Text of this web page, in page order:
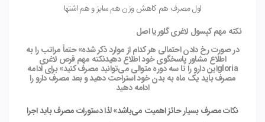
اول مصرف هم کاهش وزن هم سایز و هم اشتها
نکته مهم کپسول لاغری گلوریا اصل
در صورت رخ دادن احتمالی هر کدام از موارد ذکر شده» حتماً مراتب را به
اطلاع مشاور پاسخگوی خود اطلاع دهیدنکته مهم قرص لاغری
gloriaاین دارو را تا سه دوره متوالی می‌توانید مصرف کنید» برای ادامه
مصرف باید یک ماه به بدن خود استراحت دهید و بعد مصرف دارو را
ادامه دهید
نکات مصرف بسیار حائز اهمیت می‌باشد» لذا دستورات مصرف باید اجرا